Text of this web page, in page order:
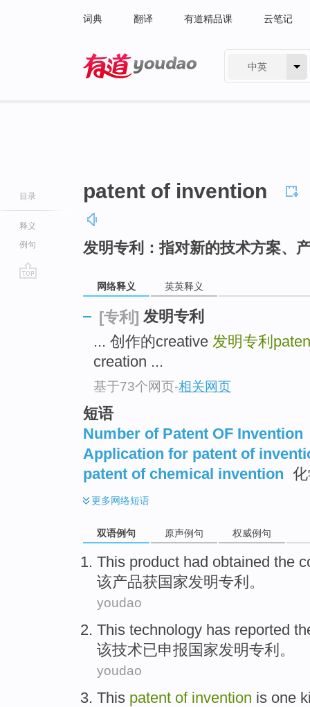
词典 翻译 有道精品课 云笔记
中英
目录
释义
例句
patent of invention
发明专利：指对新的技术方案、
网络释义 英英释义
[专利] 发明专利
... 创作的creative 发明专利
creation ...
基于73个网页-相关网页
短语
Number of Patent OF Invention
Application for patent of
patent of chemical invention
更多网络短语
双语例句 原声例句 权威例句
This product had obtained the
该产品获国家发明专利 。
youdao
This technology has reported
该技术已申报 国家发明专利 。
youdao
This patent of invention is one